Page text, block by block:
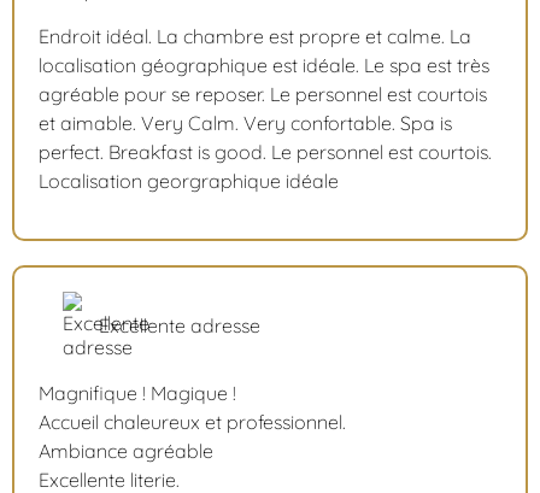
Endroit idéal. La chambre est propre et calme. La
localisation géographique est idéale. Le spa est très
agréable pour se reposer. Le personnel est courtois
et aimable. Very Calm. Very confortable. Spa is
perfect. Breakfast is good. Le personnel est courtois.
Localisation georgraphique idéale
Excellente adresse
Magnifique ! Magique !
Accueil chaleureux et professionnel.
Ambiance agréable
Excellente literie.